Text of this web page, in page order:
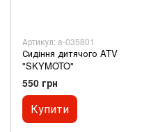
Артикул: a-035801
Сидіння дитячого ATV
"SKYMOTO"
550 грн
Купити